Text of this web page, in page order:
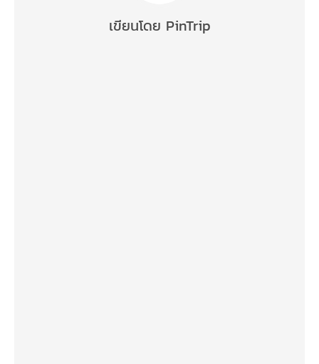
เขียนโดย PinTrip